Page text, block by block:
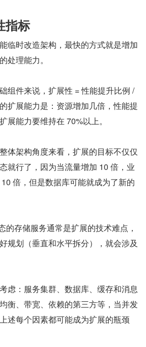
指标
临时改造架构，最快的方式就是增加
处理能力。
组件来说，扩展性 = 性能提升比例 /
扩展能力是：资源增加几倍，性能提
展能力要维持在 70%以上。
体架构角度来看，扩展的目标不仅仅
就行了，因为当流量增加 10 倍，业
倍，但是数据库可能就成为了新的
的存储服务通常是扩展的技术难点，
规划（垂直和水平拆分），就会涉及
虑：服务集群、数据库、缓存和消息
衡、带宽、依赖的第三方等，当并发
述每个因素都可能成为扩展的瓶颈